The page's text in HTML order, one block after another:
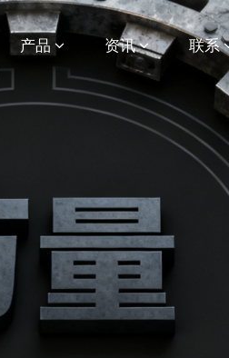
产品 资讯 联系